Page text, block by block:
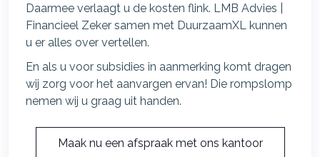
Daarmee verlaagt u de kosten flink. LMB Advies |
Financieel Zeker samen met DuurzaamXL kunnen
u er alles over vertellen.
En als u voor subsidies in aanmerking komt dragen
wij zorg voor het aanvargen ervan! Die rompslomp
nemen wij u graag uit handen.
Maak nu een afspraak met ons kantoor